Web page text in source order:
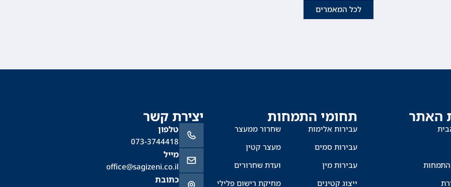
לכל המאמרים
האתר תחומי התמחות
עבירות אלימות
עבירות סמים
עבירות מין
ייצוג קטינים
שחרור ממעצר
מעצר קטין
ועדת שחרורים
מחיקת רישום פלילי
יצירת קשר
טלפון
073-3744418
מייל
office@sagizeni.co.il
כתובת